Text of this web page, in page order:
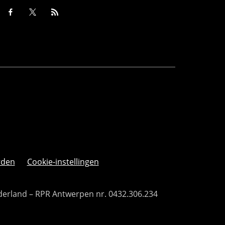
Cookie-instellingen
– RPR Antwerpen nr. 0432.306.234